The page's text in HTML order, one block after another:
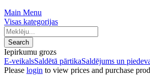
Main Menu
Visas kategorijas
Search
Iepirkumu grozs
E-veikalsSaldētā pārtikaSaldējums un
Please login to view prices and purchase